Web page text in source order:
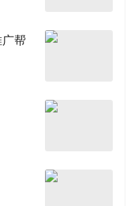
帮